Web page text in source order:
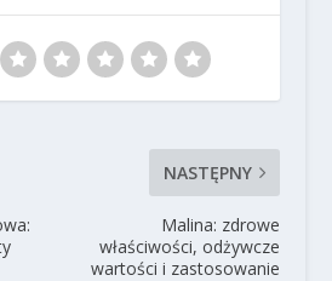
NASTĘPNY
Malina: zdrowe
właściwości, odżywcze
wartości i zastosowanie